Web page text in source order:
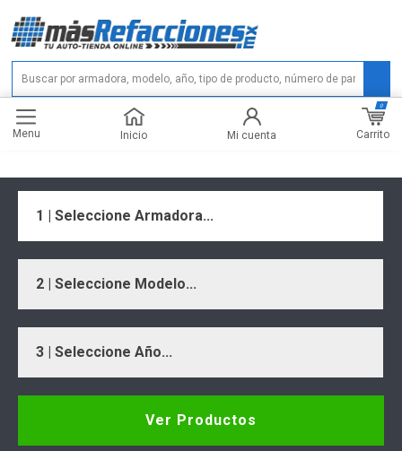
Menu Inicio Mi cuenta Carrito
0
1 | Seleccione Armadora...
2 | Seleccione Modelo...
3 | Seleccione Año...
Ver Productos